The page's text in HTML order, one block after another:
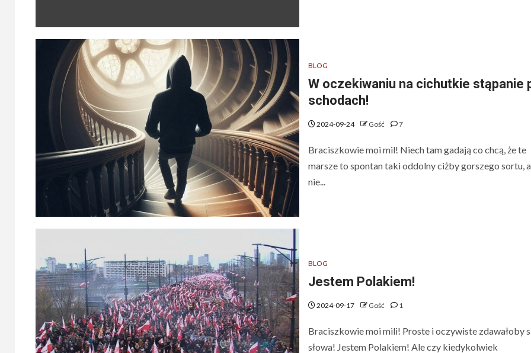
BLOG
W oczekiwaniu na cichutkie stąpanie
schodach!
2024-09-24 Gość 7
Braciszkowie moi mil! Niech tam gadają co chcą, że te
marsze to spontan taki oddolny ciżby gorszego sortu,
nie...
BLOG
Jestem Polakiem!
2024-09-17 Gość 1
Braciszkowie moi mili! Proste i oczywiste zdawałoby
słowa! Jestem Polakiem! Ale czy kiedykolwiek